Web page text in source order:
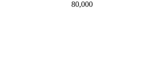
80,000